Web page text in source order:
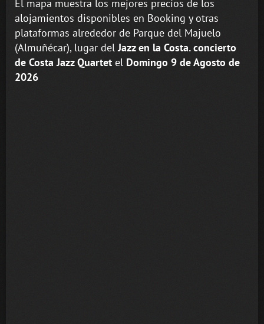
El mapa muestra los mejores precios de los
alojamientos disponibles en Booking y otras
plataformas alrededor de Parque del Majuelo
(Almuñécar), lugar delJazz en la Costa. concierto
de Costa Jazz Quartet el Domingo 9 de Agosto de
2026